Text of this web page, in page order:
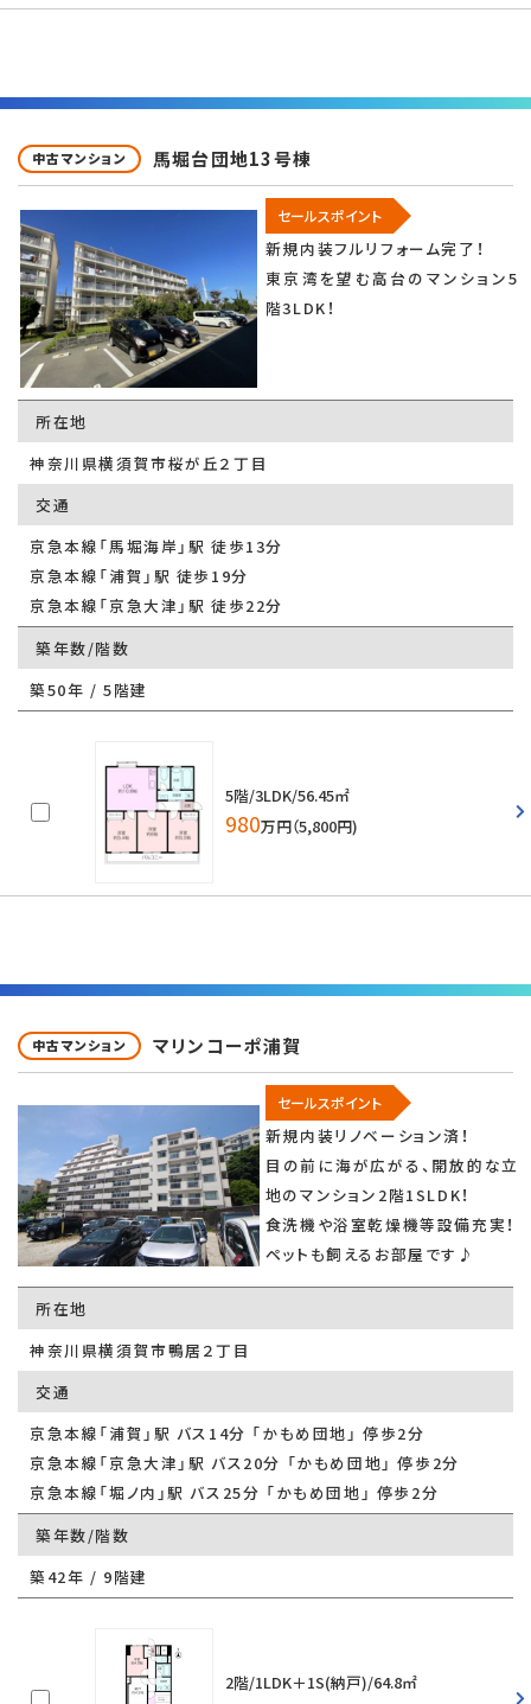
中古マンション 馬堀台団地13号棟
セールスポイント
新規内装フルリフォーム完了！
東京湾を望む高台のマンション5
階3LDK！
所在地
神奈川県横須賀市桜が丘２丁目
交通
京急本線「馬堀海岸」駅 徒歩13分
京急本線「浦賀」駅 徒歩19分
京急本線「京急大津」駅 徒歩22分
築年数/階数
築50年 / 5階建
5階/3LDK/56.45㎡
980万円（5,800円)
中古マンション マリンコーポ浦賀
セールスポイント
新規内装リノベーション済！
目の前に海が広がる、開放的な立
地のマンション2階1SLDK！
食洗機や浴室乾燥機等設備充実！
ペットも飼えるお部屋です♪
所在地
神奈川県横須賀市鴨居２丁目
交通
京急本線「浦賀」駅 バス14分 「かもめ団地」 停歩2分
京急本線「京急大津」駅 バス20分 「かもめ団地」 停歩2分
京急本線「堀ノ内」駅 バス25分 「かもめ団地」 停歩2分
築年数/階数
築42年 / 9階建
2階/1LDK＋1S(納戸)/64.8㎡